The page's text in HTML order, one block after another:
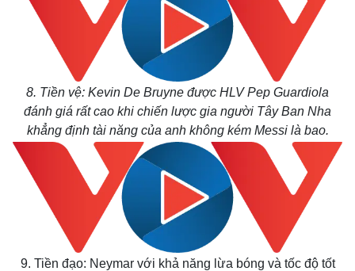
8. Tiền vệ: Kevin De Bruyne được HLV Pep Guardiola
đánh giá rất cao khi chiến lược gia người Tây Ban Nha
khẳng định tài năng của anh không kém Messi là bao.
9. Tiền đạo: Neymar với khả năng lừa bóng và tốc độ tốt